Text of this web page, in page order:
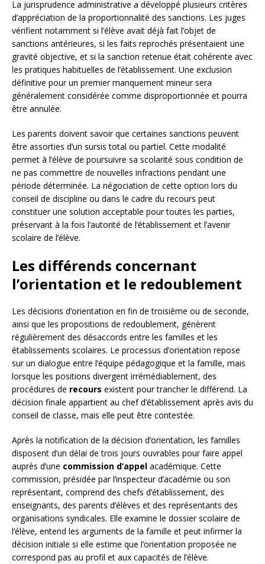
La jurisprudence administrative a développé plusieurs critères
d’appréciation de la proportionnalité des sanctions. Les juges
vérifient notamment si l’élève avait déjà fait l’objet de
sanctions antérieures, si les faits reprochés présentaient une
gravité objective, et si la sanction retenue était cohérente avec
les pratiques habituelles de l’établissement. Une exclusion
définitive pour un premier manquement mineur sera
généralement considérée comme disproportionnée et pourra
être annulée.
Les parents doivent savoir que certaines sanctions peuvent
être assorties d’un sursis total ou partiel. Cette modalité
permet à l’élève de poursuivre sa scolarité sous condition de
ne pas commettre de nouvelles infractions pendant une
période déterminée. La négociation de cette option lors du
conseil de discipline ou dans le cadre du recours peut
constituer une solution acceptable pour toutes les parties,
préservant à la fois l’autorité de l’établissement et l’avenir
scolaire de l’élève.
Les différends concernant
l’orientation et le redoublement
Les décisions d’orientation en fin de troisième ou de seconde,
ainsi que les propositions de redoublement, génèrent
régulièrement des désaccords entre les familles et les
établissements scolaires. Le processus d’orientation repose
sur un dialogue entre l’équipe pédagogique et la famille, mais
lorsque les positions divergent irrémédiablement, des
procédures de recours existent pour trancher le différend. La
décision finale appartient au chef d’établissement après avis du
conseil de classe, mais elle peut être contestée.
Après la notification de la décision d’orientation, les familles
disposent d’un délai de trois jours ouvrables pour faire appel
auprès d’une commission d’appel académique. Cette
commission, présidée par l’inspecteur d’académie ou son
représentant, comprend des chefs d’établissement, des
enseignants, des parents d’élèves et des représentants des
organisations syndicales. Elle examine le dossier scolaire de
l’élève, entend les arguments de la famille et peut infirmer la
décision initiale si elle estime que l’orientation proposée ne
correspond pas au profil et aux capacités de l’élève.